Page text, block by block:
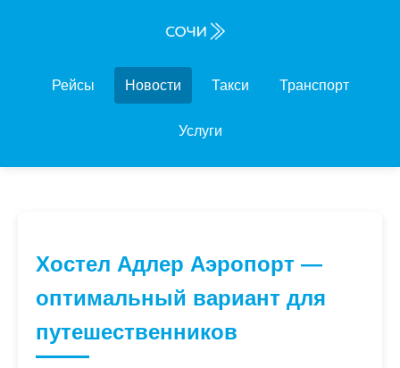
Рейсы Новости Такси Транспорт
Услуги
Хостел Адлер Аэропорт —
оптимальный вариант для
путешественников